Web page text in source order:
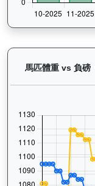
馬匹體重 vs 負磅